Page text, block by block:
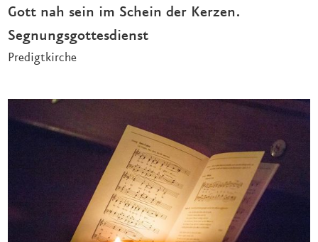
Gott nah sein im Schein der Kerzen.
Segnungsgottesdienst
Predigtkirche